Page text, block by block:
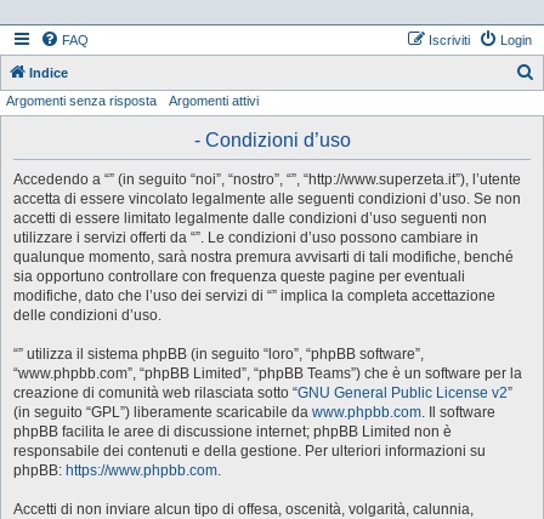
FAQ Login
Iscriviti
Indice
Argomenti senza risposta Argomenti attivi
- Condizioni d’uso
Accedendo a “” (in seguito “noi”, “nostro”, “”, “http://www.superzeta.it”), l’utente
accetta di essere vincolato legalmente alle seguenti condizioni d’uso. Se non
accetti di essere limitato legalmente dalle condizioni d’uso seguenti non
utilizzare i servizi offerti da “”. Le condizioni d’uso possono cambiare in
qualunque momento, sarà nostra premura avvisarti di tali modifiche, benché
sia opportuno controllare con frequenza queste pagine per eventuali
modifiche, dato che l’uso dei servizi di “” implica la completa accettazione
delle condizioni d’uso.
“” utilizza il sistema phpBB (in seguito “loro”, “phpBB software”,
“www.phpbb.com”, “phpBB Limited”, “phpBB Teams”) che è un software per la
creazione di comunità web rilasciata sotto “GNU General Public License v2”
(in seguito “GPL”) liberamente scaricabile da www.phpbb.com. Il software
phpBB facilita le aree di discussione internet; phpBB Limited non è
responsabile dei contenuti e della gestione. Per ulteriori informazioni su
phpBB: https://www.phpbb.com.
Accetti di non inviare alcun tipo di offesa, oscenità, volgarità, calunnia,